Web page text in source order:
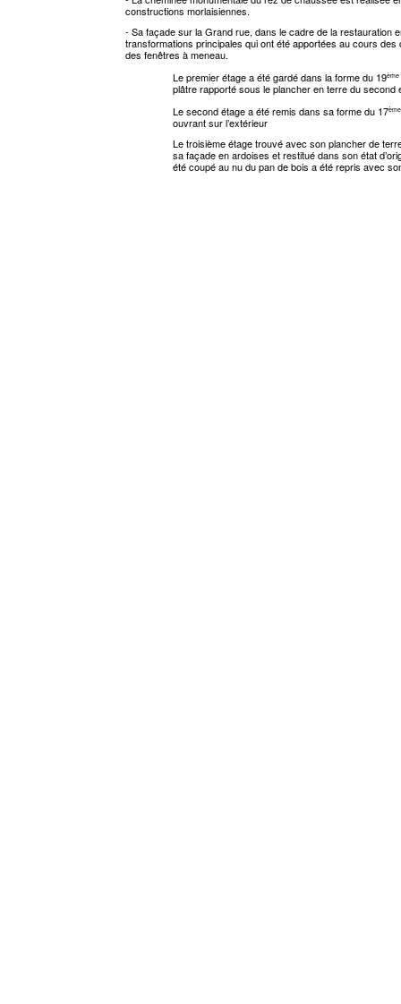
constructions morlaisiennes.
- Sa façade sur la Grand rue, dans le cadre de la restauration
transformations principales qui ont été apportées au cours
des fenêtres à meneau.
Le premier étage a été gardé dans la forme du 19ème
plâtre rapporté sous le plancher en terre du second
Le second étage a été remis dans sa forme du 17ème
ouvrant sur l’extérieur
Le troisième étage trouvé avec son plancher de
sa façade en ardoises et restitué dans son état
été coupé au nu du pan de bois a été repris avec